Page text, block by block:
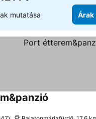
mutatása Árak